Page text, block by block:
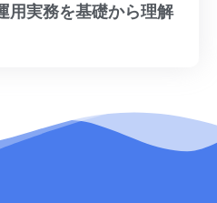
用実務を基礎から理解